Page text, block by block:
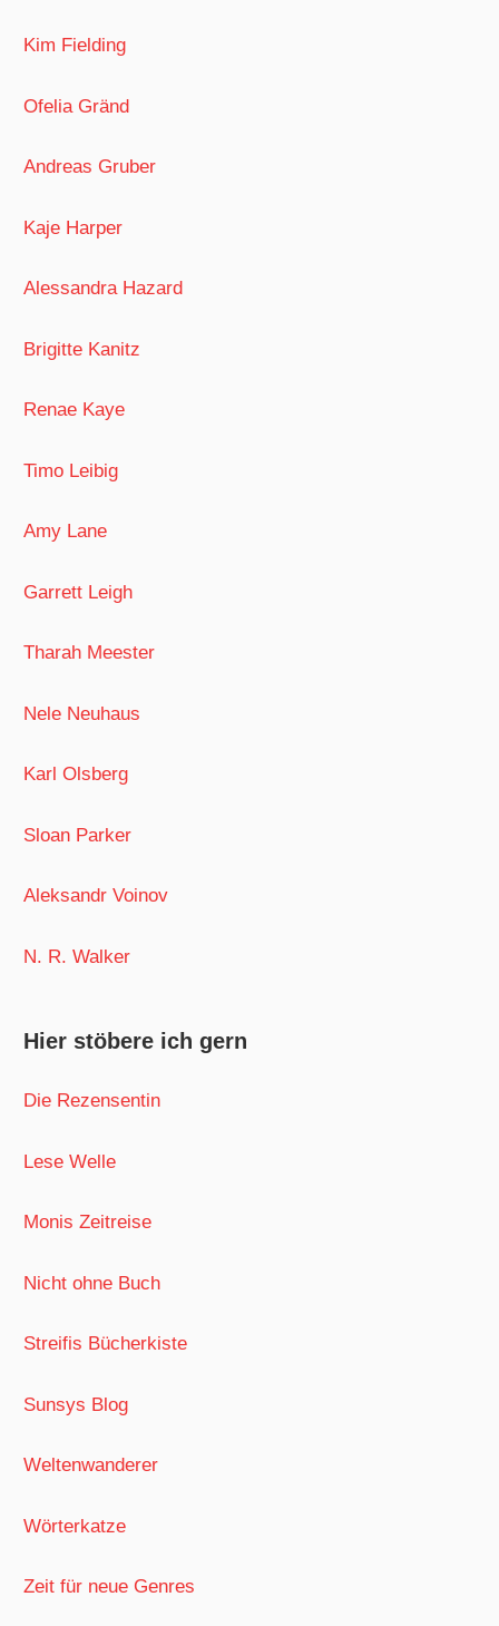
Kim Fielding
Ofelia Gränd
Andreas Gruber
Kaje Harper
Alessandra Hazard
Brigitte Kanitz
Renae Kaye
Timo Leibig
Amy Lane
Garrett Leigh
Tharah Meester
Nele Neuhaus
Karl Olsberg
Sloan Parker
Aleksandr Voinov
N. R. Walker
Hier stöbere ich gern
Die Rezensentin
Lese Welle
Monis Zeitreise
Nicht ohne Buch
Streifis Bücherkiste
Sunsys Blog
Weltenwanderer
Wörterkatze
Zeit für neue Genres